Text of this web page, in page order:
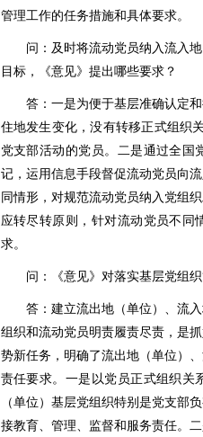
管理工作的任务措施和具体要求。
问：及时将流动党员纳入流入
目标，《意见》提出哪些要求？
答：一是为便于基层准确认定
住地发生变化，没有转移正式组织
党支部活动的党员。二是通过全国
记，运用信息手段督促流动党员向
同情形，对规范流动党员纳入党组
应转尽转原则，针对流动党员不同
求。
问：《意见》对落实基层党组
答：建立流出地（单位）、流
组织和流动党员明责履责尽责，是
势新任务，明确了流出地（单位）
责任要求。一是以党员正式组织关
（单位）基层党组织特别是党支部
接教育、管理、监督和服务责任。